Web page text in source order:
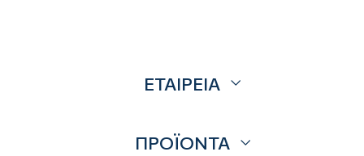
ΕΤΑΙΡΕΙΑ
Επικοινωνία
ΠΡΟΪΟΝΤΑ